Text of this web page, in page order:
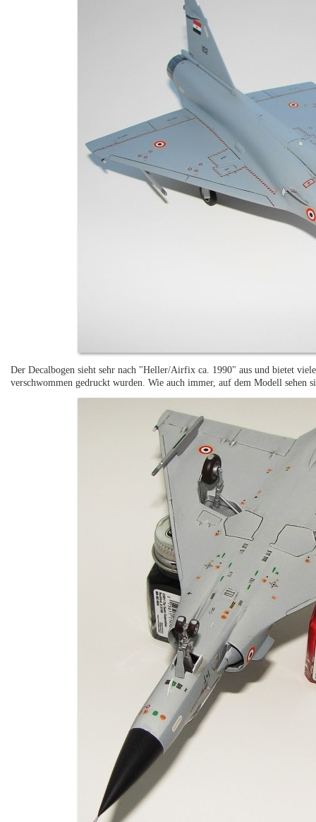
Der Decalbogen sieht sehr nach "Heller/Airfix ca. 1990" aus und bietet
verschwommen gedruckt wurden. Wie auch immer, auf dem Modell sehen